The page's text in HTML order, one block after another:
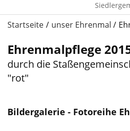
Startseite unser Ehrenmal
Ehrenmalpflege
durch die
"rot"
Bildergalerie - Fotoreihe